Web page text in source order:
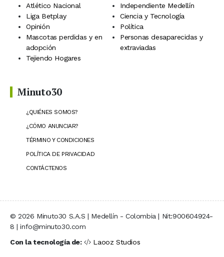
Atlético Nacional
Independiente Medellín
Liga Betplay
Ciencia y Tecnología
Opinión
Política
Mascotas perdidas y en
adopción
Personas desaparecidas y
extraviadas
Tejiendo Hogares
Minuto30
¿QUIÉNES SOMOS?
¿CÓMO ANUNCIAR?
TÉRMINO Y CONDICIONES
POLÍTICA DE PRIVACIDAD
CONTÁCTENOS
© 2026 Minuto30 S.A.S | Medellín - Colombia | Nit:900604924-
8 | info@minuto30.com
Con la tecnología de:
Laooz Studios